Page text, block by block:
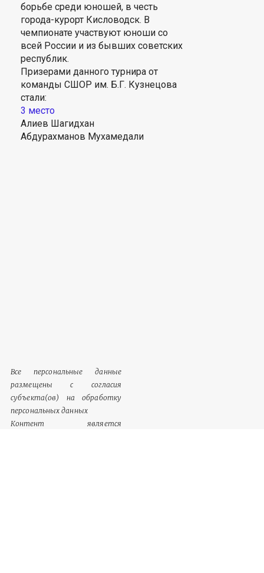
борьбе среди юношей, в честь
города-курорт Кисловодск. В
чемпионате участвуют юноши со
всей России и из бывших советских
республик.
Призерами данного турнира от
команды СШОР им. Б.Г. Кузнецова
стали:
3 место
Алиев Шагидхан
Абдурахманов Мухамедали
Все персональные данные
размещены с согласия
субъекта(ов) на обработку
персональных данных
Контент является